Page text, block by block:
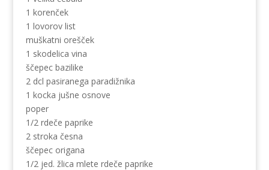
1 korenček
1 lovorov list
muškatni orešček
1 skodelica vina
ščepec bazilike
2 dcl pasiranega paradižnika
1 kocka jušne osnove
poper
1/2 rdeče paprike
2 stroka česna
ščepec origana
1/2 jed. žlica mlete rdeče paprike